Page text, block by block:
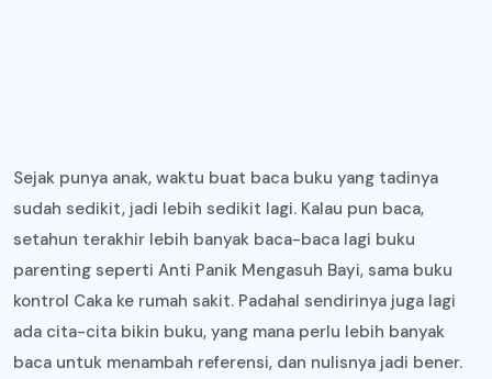
Sejak punya anak, waktu buat baca buku yang tadinya
sudah sedikit, jadi lebih sedikit lagi. Kalau pun baca,
setahun terakhir lebih banyak baca-baca lagi buku
parenting seperti Anti Panik Mengasuh Bayi, sama buku
kontrol Caka ke rumah sakit. Padahal sendirinya juga lagi
ada cita-cita bikin buku, yang mana perlu lebih banyak
baca untuk menambah referensi, dan nulisnya jadi bener.